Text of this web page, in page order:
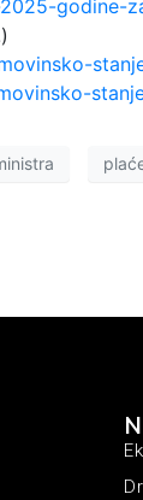
godine-